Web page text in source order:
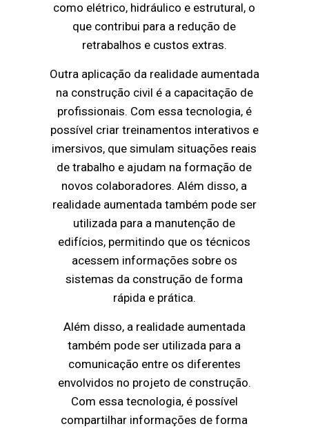
como elétrico, hidráulico e estrutural, o
que contribui para a redução de
retrabalhos e custos extras.
Outra aplicação da realidade aumentada
na construção civil é a capacitação de
profissionais. Com essa tecnologia, é
possível criar treinamentos interativos e
imersivos, que simulam situações reais
de trabalho e ajudam na formação de
novos colaboradores. Além disso, a
realidade aumentada também pode ser
utilizada para a manutenção de
edifícios, permitindo que os técnicos
acessem informações sobre os
sistemas da construção de forma
rápida e prática.
Além disso, a realidade aumentada
também pode ser utilizada para a
comunicação entre os diferentes
envolvidos no projeto de construção.
Com essa tecnologia, é possível
compartilhar informações de forma